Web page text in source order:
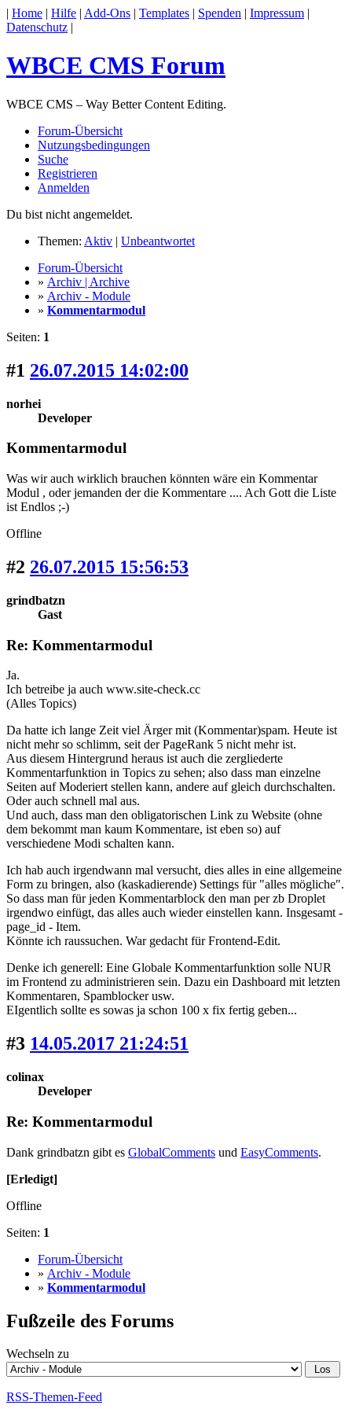
| Home | Hilfe | Add-Ons | Templates | Spenden | Impressum |
Datenschutz |
WBCE CMS Forum
WBCE CMS – Way Better Content Editing.
Forum-Übersicht
Nutzungsbedingungen
Suche
Registrieren
Anmelden
Du bist nicht angemeldet.
Themen: Aktiv | Unbeantwortet
Forum-Übersicht
» Archiv | Archive
» Archiv - Module
» Kommentarmodul
Seiten: 1
#1 26.07.2015 14:02:00
norhei
Developer
Kommentarmodul
Was wir auch wirklich brauchen könnten wäre ein Kommentar
Modul , oder jemanden der die Kommentare .... Ach Gott die Liste
ist Endlos ;-)
Offline
#2 26.07.2015 15:56:53
grindbatzn
Gast
Re: Kommentarmodul
Ja.
Ich betreibe ja auch www.site-check.cc
(Alles Topics)
Da hatte ich lange Zeit viel Ärger mit (Kommentar)spam. Heute ist
nicht mehr so schlimm, seit der PageRank 5 nicht mehr ist.
Aus diesem Hintergrund heraus ist auch die zergliederte
Kommentarfunktion in Topics zu sehen; also dass man einzelne
Seiten auf Moderiert stellen kann, andere auf gleich durchschalten.
Oder auch schnell mal aus.
Und auch, dass man den obligatorischen Link zu Website (ohne
dem bekommt man kaum Kommentare, ist eben so) auf
verschiedene Modi schalten kann.
Ich hab auch irgendwann mal versucht, dies alles in eine allgemeine
Form zu bringen, also (kaskadierende) Settings für "alles mögliche".
So dass man für jeden Kommentarblock den man per zb Droplet
irgendwo einfügt, das alles auch wieder einstellen kann. Insgesamt -
page_id - Item.
Könnte ich raussuchen. War gedacht für Frontend-Edit.
Denke ich generell: Eine Globale Kommentarfunktion solle NUR
im Frontend zu administrieren sein. Dazu ein Dashboard mit letzten
Kommentaren, Spamblocker usw.
EIgentlich sollte es sowas ja schon 100 x fix fertig geben...
#3 14.05.2017 21:24:51
colinax
Developer
Re: Kommentarmodul
Dank grindbatzn gibt es GlobalComments und EasyComments.
[Erledigt]
Offline
Seiten: 1
Forum-Übersicht
» Archiv - Module
» Kommentarmodul
Fußzeile des Forums
Wechseln zu
RSS-Themen-Feed